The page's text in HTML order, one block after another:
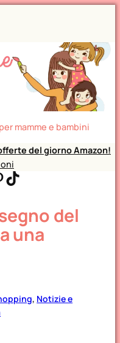
mamme e bambini
del giorno Amazon!
TikTok
del
una
, Notizie e